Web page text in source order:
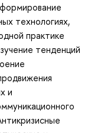
технологиях,
практике
тенденций
и